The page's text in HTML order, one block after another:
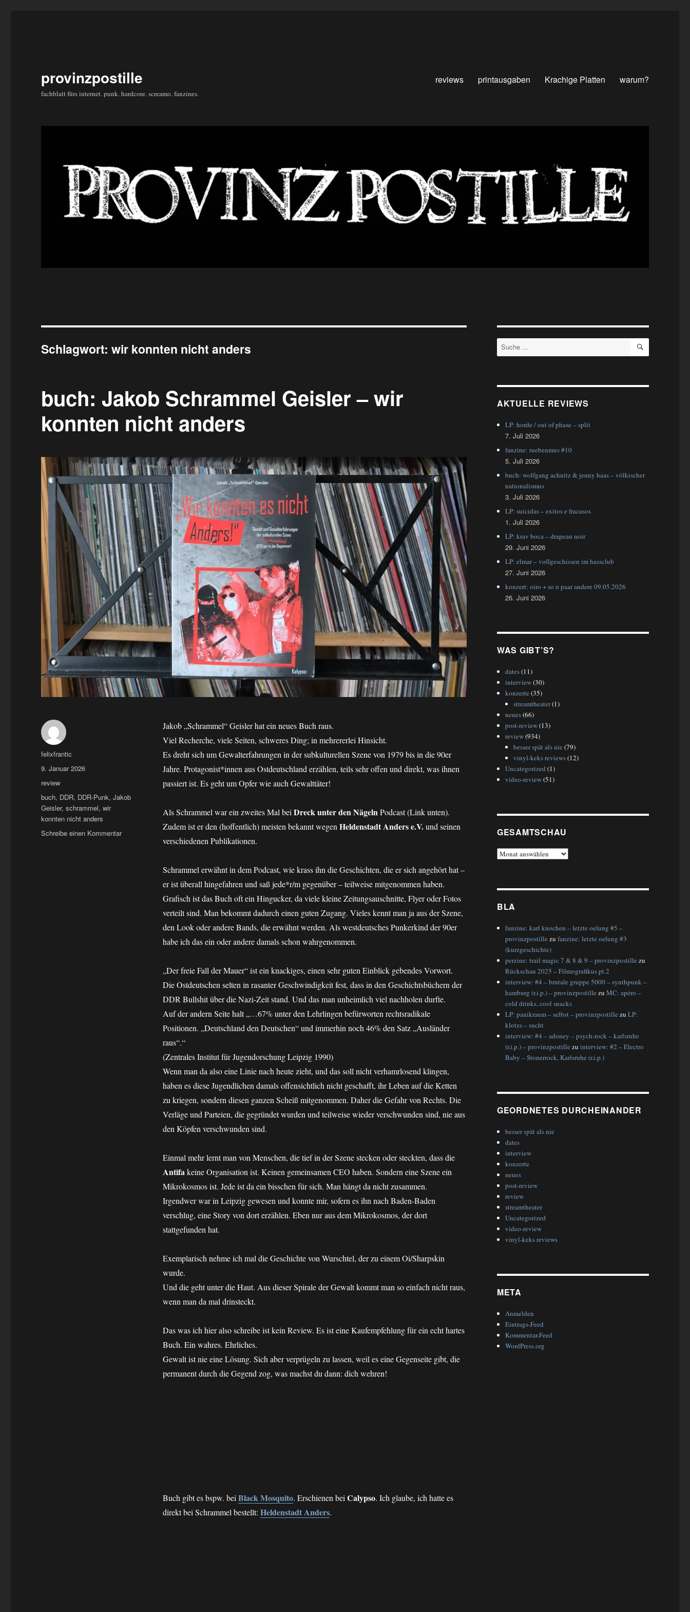
provinzpostille
fachblatt fürs internet. punk. hardcore. screamo. fanzines.
reviews printausgaben Krachige Platten warum?
Schlagwort:wir konnten nicht anders
buch: Jakob Schrammel Geisler – wir
konnten nicht anders
Jakob „Schrammel“ Geisler hat ein neues Buch raus.
Viel Recherche, viele Seiten, schweres Ding; in mehrererlei Hinsicht.
Es dreht sich um Gewalterfahrungen in der subkulturellen Szene von 1979 bis in die 90er
Jahre. Protagonist*innen aus Ostdeutschland erzählen, teils sehr offen und direkt, was ihnen
passiert ist. Es geht um Opfer wie auch Gewalttäter!
Als Schrammel war ein zweites Mal bei Dreck unter den NägelnPodcast (Link unten).
Zudem ist er den (hoffentlich) meisten bekannt wegen Heldenstadt Anders e.V.und seinen
verschiedenen Publikationen.
Schrammel erwähnt in dem Podcast, wie krass ihn die Geschichten, die er sich angehört hat –
er ist überall hingefahren und saß jede*r/m gegenüber – teilweise mitgenommen haben.
Grafisch ist das Buch oft ein Hingucker, da viele kleine Zeitungsauschnitte, Flyer oder Fotos
verteilt sind. Man bekommt dadurch einen guten Zugang. Vieles kennt man ja aus der Szene,
den Look oder andere Bands, die erwähnt werden. Als westdeutsches Punkerkind der 90er
habe ich das ein oder andere damals schon wahrgenommen.
„Der freie Fall der Mauer“ ist ein knackiges, einen sehr guten Einblick gebendes Vorwort.
Die Ostdeutschen selten in rasanter Geschwindigkeit fest, dass in den Geschichtsbüchern der
DDR Bullshit über die Nazi-Zeit stand. Und das man unheimlich viel nachholen durfte.
Auf der andern Seite halt „…67% unter den Lehrlingen befürworten rechtsradikale
Positionen. „Deutschland den Deutschen“ und immerhin noch 46% den Satz „Ausländer
raus“.“
(Zentrales Institut für Jugendorschung Leipzig 1990)
Wenn man da also eine Linie nach heute zieht, und das soll nicht verhamrlosend klingen,
haben es diese Jugendlichen damals offensichtlich nicht geschafft, ihr Leben auf die Ketten
zu kriegen, sondern diesen ganzen Scheiß mitgenommen. Daher die Gefahr von Rechts. Die
Verläge und Parteien, die gegründet wurden und teilweise wieder verschwunden sind, nie aus
den Köpfen verschwunden sind.
Einmal mehr lernt man von Menschen, die tief in der Szene stecken oder steckten, dass die
Antifakeine Organisation ist. Keinen gemeinsamen CEO haben. Sondern eine Szene ein
Mikrokosmos ist. Jede ist da ein bisschen für sich. Man hängt da nicht zusammen.
Irgendwer war in Leipzig gewesen und konnte mir, sofern es ihn nach Baden-Baden
verschlug, eine Story von dort erzählen. Eben nur aus dem Mikrokosmos, der dort
stattgefunden hat.
Exemplarisch nehme ich mal die Geschichte von Wurschtel, der zu einem Oi/Sharpskin
wurde.
Und die geht unter die Haut. Aus dieser Spirale der Gewalt kommt man so einfach nicht raus,
wenn man da mal drinsteckt.
Das was ich hier also schreibe ist kein Review. Es ist eine Kaufempfehlung für ein echt hartes
Buch. Ein wahres. Ehrliches.
Gewalt ist nie eine Lösung. Sich aber verprügeln zu lassen, weil es eine Gegenseite gibt, die
permanent durch die Gegend zog, was machst du dann: dich wehren!
Buch gibt es bspw. bei Black Mosquito. Erschienen bei Calypso. Ich glaube, ich hatte es
direkt bei Schrammel bestellt: Heldenstadt Anders.
Autor
felixfrantic
Veröffentlicht
9. Januar 2026
Kategorien
review
Schlagwörter
buch, DDR, DDR-Punk,Jakob
Geisler,schrammel,wir
konnten nicht anders
Schreibe einen Kommentarzu
Suche
nach:
SUCHEN
AKTUELLE REVIEWS
LP: horde / out of phase – split
7. Juli 2026
fanzine: ruebenmus #10
5. Juli 2026
buch: wolfgang achnitz & jenny haas – völkischer
nationalismus
3. Juli 2026
LP: suicidas – exitos e fracasos
1. Juli 2026
LP: krav boca – drapeau noir
29. Juni 2026
LP: elmar – vollgeschissen im hassclub
27. Juni 2026
konzert: oiro + so n paar andere 09.05.2026
26. Juni 2026
WAS GIBT’S?
dates(11)
interview(30)
konzerte (35)
streamtheater(1)
neues(66)
post-review(13)
review(934)
besser spät als nie (79)
vinyl-keks reviews(12)
Uncategorized (1)
video-review(51)
GESAMTSCHAU
gesamtschau
BLA
fanzine: karl knochen – letzte oelung #5 –
provinzpostille zufanzine: letzte oelung #3
(kurzgeschichte)
perzine: trail magic 7 & 8 & 9 – provinzpostille zu
Rückschau 2025 – Filmografikus pt.2
interview: #4 – brutale gruppe 5000 – synthpunk –
hamburg (r.i.p.) – provinzpostille zuMC: apéro –
cold drinks, cool snacks
LP: panikraum – selbst – provinzpostille zuLP:
klotzs – sucht
interview: #4 – adoney – psych-rock – karlsruhe
(r.i.p.) – provinzpostille zuinterview: #2 – Electro
Baby – Stonerrock, Karlsruhe (r.i.p.)
GEORDNETES DURCHEINANDER
besser spät als nie
dates
interview
konzerte
neues
post-review
review
streamtheater
Uncategorized
video-review
vinyl-keks reviews
META
Anmelden
Eintrags-Feed
Kommentar-Feed
WordPress.org